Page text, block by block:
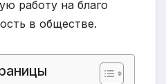
работу на благо
в обществе.